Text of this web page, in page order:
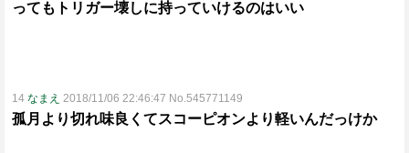
ってもトリガー壊しに持っていけるのはいい
14 なまえ 2018/11/06 22:46:47 No.545771149
孤月より切れ味良くてスコーピオンより軽いんだっけか